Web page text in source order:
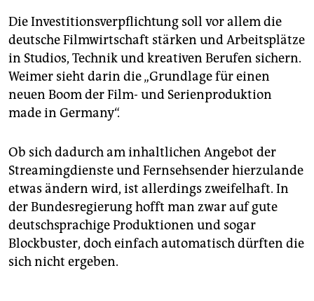
Die Investitionsverpflichtung soll vor allem die
deutsche Filmwirtschaft stärken und Arbeitsplätze
in Studios, Technik und kreativen Berufen sichern.
Weimer sieht darin die „Grundlage für einen
neuen Boom der Film- und Serienproduktion
made in Germany“.
Ob sich dadurch am inhaltlichen Angebot der
Streamingdienste und Fernsehsender hierzulande
etwas ändern wird, ist allerdings zweifelhaft. In
der Bundesregierung hofft man zwar auf gute
deutschsprachige Produktionen und sogar
Blockbuster, doch einfach automatisch dürften die
sich nicht ergeben.